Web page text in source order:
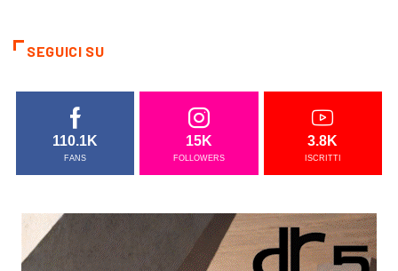
SEGUICI SU
110.1K
FANS
15K
FOLLOWERS
3.8K
ISCRITTI